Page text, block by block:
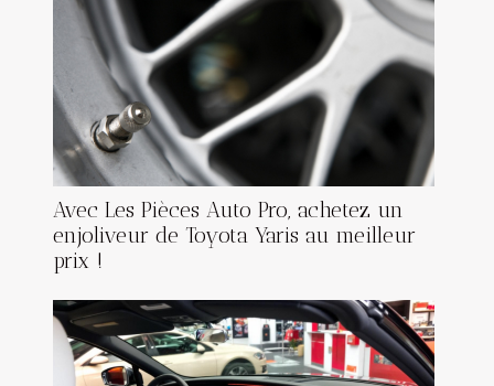
Avec Les Pièces Auto Pro, achetez un
enjoliveur de Toyota Yaris au meilleur
prix !